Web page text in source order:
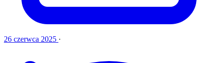
26 czerwca 2025 ·